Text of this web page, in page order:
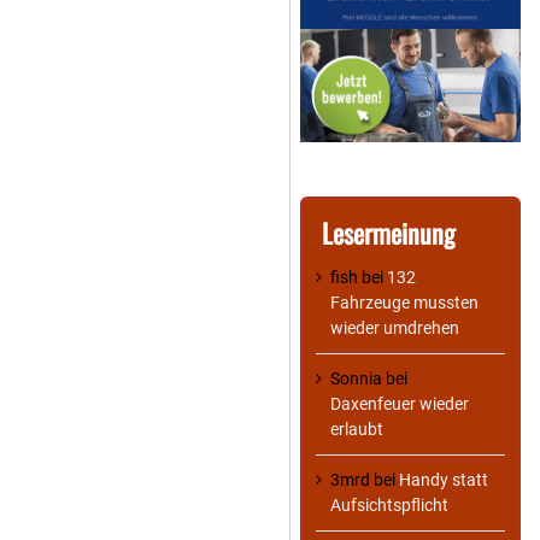
Lesermeinung
fish bei 132
Fahrzeuge mussten
wieder umdrehen
Sonnia bei
Daxenfeuer wieder
erlaubt
3mrd bei Handy statt
Aufsichtspflicht